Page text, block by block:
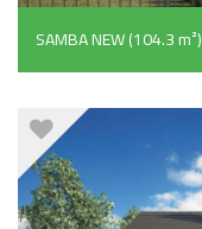
SAMBA NEW (104.3 m²)